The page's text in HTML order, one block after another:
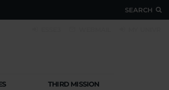
SEARCH
THIRD MISSION